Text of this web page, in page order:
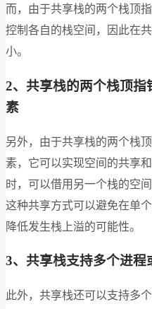
而，由于共享栈的两个栈顶
控制各自的栈空间，因此在
小。
2、共享栈的两个栈顶
素
另外，由于共享栈的两个栈
素，它可以实现空间的共享
时，可以借用另一个栈的空
这种共享方式可以避免在单
降低发生栈上溢的可能性。
3、共享栈支持多个进程
此外，共享栈还可以支持多